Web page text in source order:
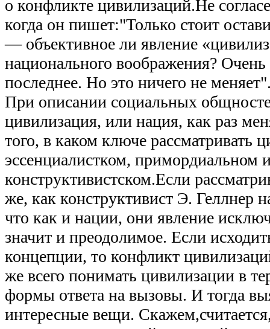
о конфликте цивилизаций.Не
когда он пишет:"Только стоит
— объективное ли явление
национального воображения?
последнее. Но это ничего не
При описании социальных
цивилизация, или нация, как раз
того, в каком ключе рассматривать
эссенциалистком, примордиальном
конструктивистском.Если
же, как конструктивист Э. Геллнер
что как и нации, они явление
значит и преодолимое. Если
концепции, то конфликт
же всего понимать цивилизации в
формы ответа на вызовы. И тогда
интересные вещи.